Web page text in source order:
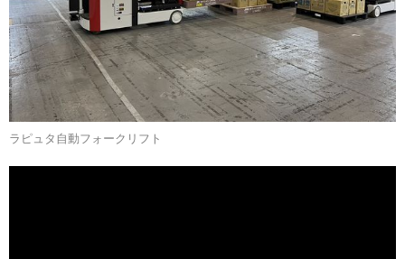
ラピュタ自動フォークリフト